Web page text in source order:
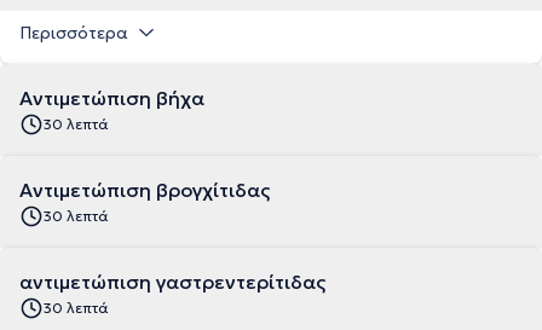
Περισσότερα
Αντιμετώπιση βήχα
30 λεπτά
Αντιμετώπιση βρογχίτιδας
30 λεπτά
αντιμετώπιση γαστρεντερίτιδας
30 λεπτά